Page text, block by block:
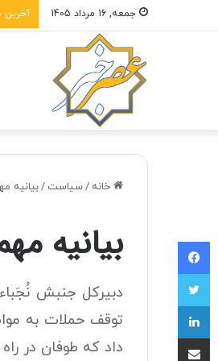
جمعه, 16 مرداد 1405 آخرین
خانه /سیاست /بیانیه
بیانیه
دبیرکل جنبش
توقف حملات به
داد که طوفان در